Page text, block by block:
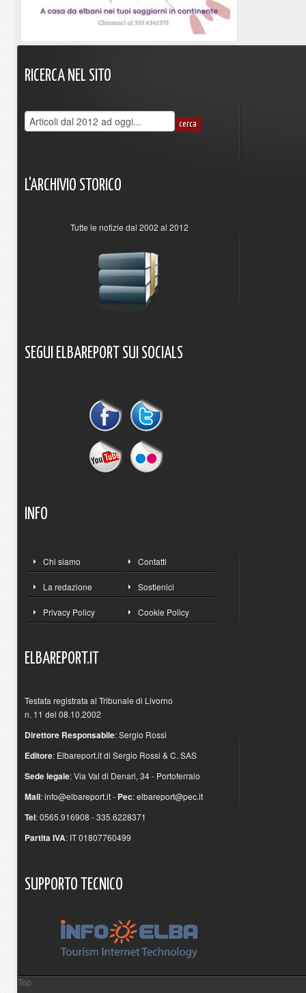
RICERCA NEL SITO
L'ARCHIVIO STORICO
Tutte le notizie dal 2002 al 2012
SEGUI ELBAREPORT SUI SOCIALS
INFO
Chi siamo Contatti
La redazione Sostienici
Privacy Policy Cookie Policy
ELBAREPORT.IT
Testata registrata al Tribunale di Livorno
n. 11 del 08.10.2002
Direttore Responsabile: Sergio Rossi
Editore: Elbareport.it di Sergio Rossi & C. SAS
Sede legale: Via Val di Denari, 34 - Portoferraio
Mail:info@elbareport.it- Pec:elbareport@pec.it
Tel: 0565.916908 - 335.6228371
Partita IVA: IT 01807760499
SUPPORTO TECNICO
Top